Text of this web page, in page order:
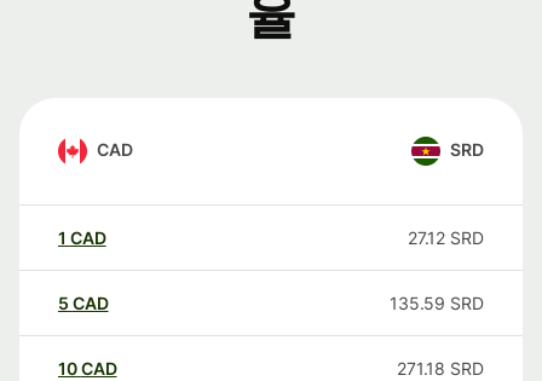
율
CAD SRD
1 CAD 27.12 SRD
5 CAD 135.59 SRD
10CAD 271.18 SRD